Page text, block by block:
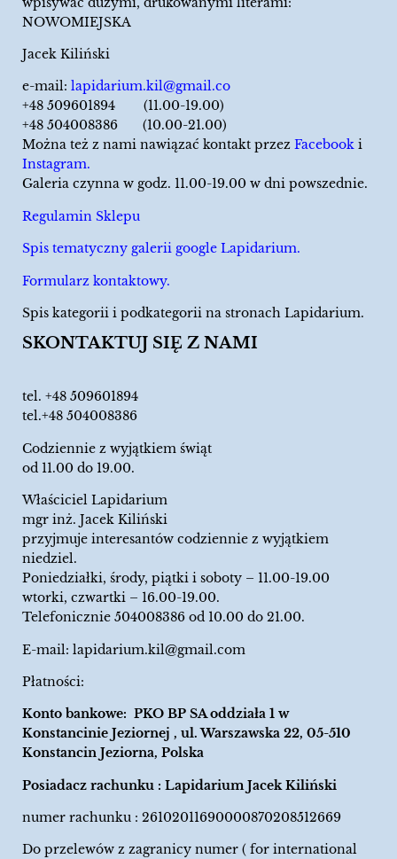
NOWOMIEJSKA
Jacek Kiliński
e-mail: lapidarium.kil@gmail.co
+48 509601894 (11.00-19.00)
+48 504008386 (10.00-21.00)
Można też z nami nawiązać kontakt przez Facebook i
Instagram.
Galeria czynna w godz. 11.00-19.00 w dni powszednie.
Regulamin Sklepu
Spis tematyczny galerii google Lapidarium.
Formularz kontaktowy.
Spis kategorii i podkategorii na stronach Lapidarium.
SKONTAKTUJ SIĘ Z NAMI
tel. +48 509601894
tel.+48 504008386
Codziennie z wyjątkiem świąt
od 11.00 do 19.00.
Właściciel Lapidarium
mgr inż. Jacek Kiliński
przyjmuje interesantów codziennie z wyjątkiem
niedziel.
Poniedziałki, środy, piątki i soboty – 11.00-19.00
wtorki, czwartki – 16.00-19.00.
Telefonicznie 504008386 od 10.00 do 21.00.
E-mail: lapidarium.kil@gmail.com
Płatności:
Konto bankowe: PKO BP SA oddziała 1 w
Konstancinie Jeziornej , ul. Warszawska 22, 05-510
Konstancin Jeziorna, Polska
Posiadacz rachunku : Lapidarium Jacek Kiliński
numer rachunku : 26102011690000870208512669
Do przelewów z zagranicy numer ( for international